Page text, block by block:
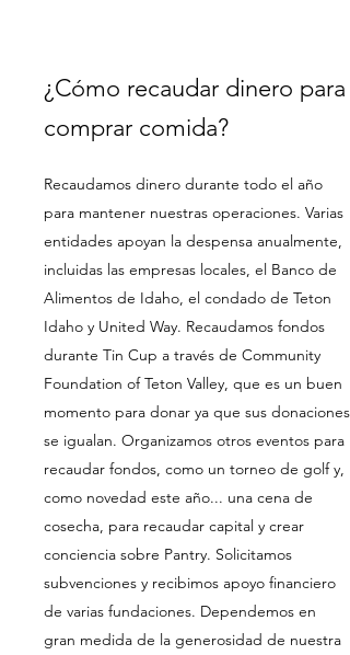
¿Cómo recaudar dinero para
comprar comida?
Recaudamos dinero durante todo el año
para mantener nuestras operaciones. Varias
entidades apoyan la despensa anualmente,
incluidas las empresas locales, el Banco de
Alimentos de Idaho, el condado de Teton
Idaho y United Way. Recaudamos fondos
durante Tin Cup a través de Community
Foundation of Teton Valley, que es un buen
momento para donar ya que sus donaciones
se igualan. Organizamos otros eventos para
recaudar fondos, como un torneo de golf y,
como novedad este año... una cena de
cosecha, para recaudar capital y crear
conciencia sobre Pantry. Solicitamos
subvenciones y recibimos apoyo financiero
de varias fundaciones. Dependemos en
gran medida de la generosidad de nuestra